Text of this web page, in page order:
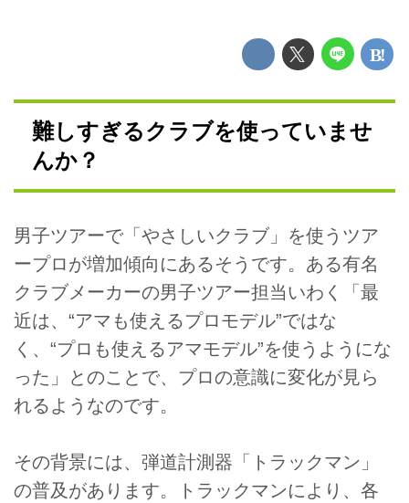
難しすぎるクラブを使っていませ
んか？
男子ツアーで「やさしいクラブ」を使うツア
ープロが増加傾向にあるそうです。ある有名
クラブメーカーの男子ツアー担当いわく「最
近は、“アマも使えるプロモデル”ではな
く、“プロも使えるアマモデル”を使うようにな
った」とのことで、プロの意識に変化が見ら
れるようなのです。
その背景には、弾道計測器「トラックマン」
の普及があります。トラックマンにより、各